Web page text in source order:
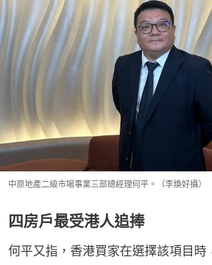
中原地產二級市場事業三部總經理何平。（李煥好攝）
四房戶最受港人追捧
何平又指，香港買家在選擇該項目時